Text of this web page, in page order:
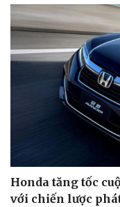
Văn hóa
Sân khấu - Điện ảnh
Văn học
Âm nhạc
Honda tăng tốc
với chiến lược